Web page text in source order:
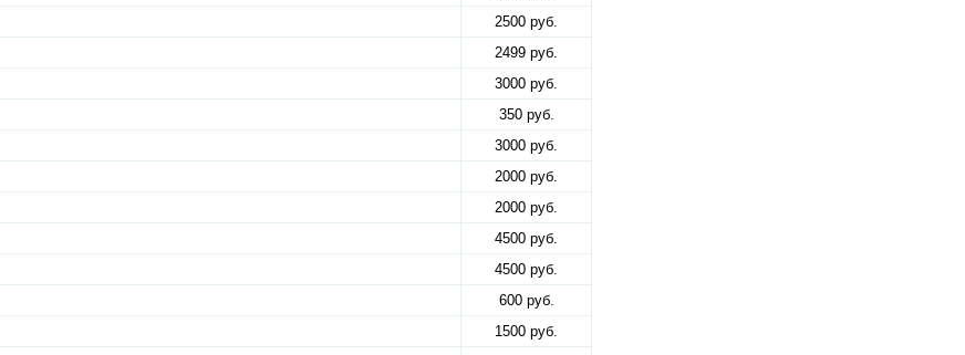
2500 руб.
2499 руб.
3000 руб.
350 руб.
3000 руб.
2000 руб.
2000 руб.
4500 руб.
4500 руб.
600 руб.
1500 руб.